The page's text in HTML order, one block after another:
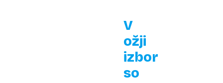
V
ožji
izbor
so